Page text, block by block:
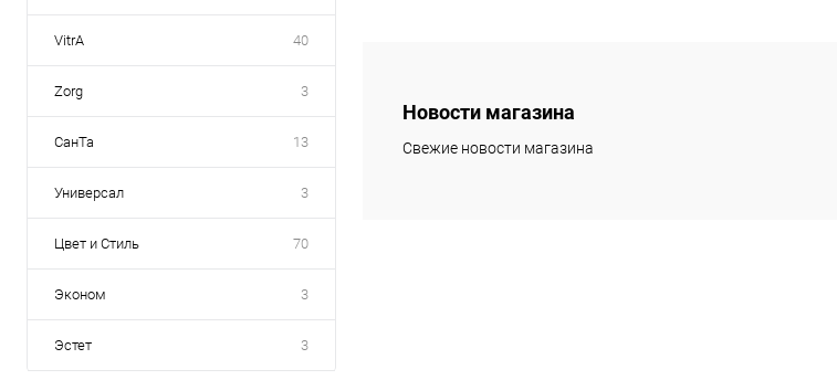
VitrA 40
Zorg 3
СанТа 13
Универсал 3
Цвет и Стиль 70
Эконом 3
Эстет 3
Новости магазина
Свежие новости магазина